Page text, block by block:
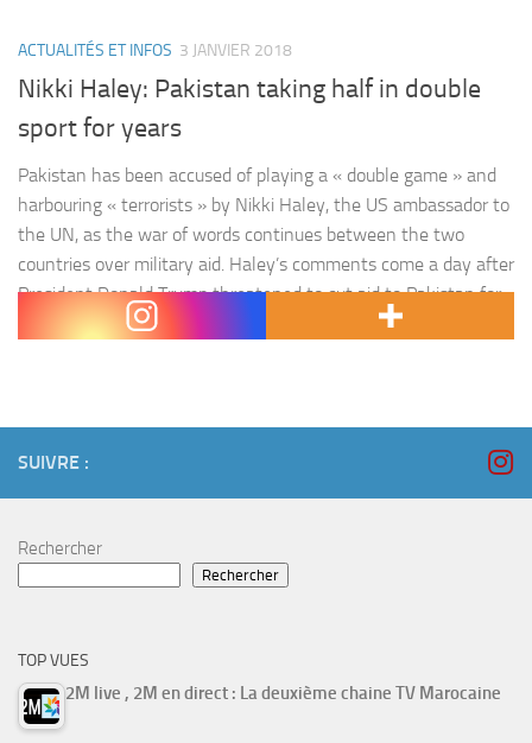
ACTUALITÉS ET INFOS 3 JANVIER 2018
Nikki Haley: Pakistan taking half in double
sport for years
Pakistan has been accused of playing a « double game » and
harbouring « terrorists » by Nikki Haley, the US ambassador to
the UN, as the war of words continues between the two
countries over military aid. Haley’s comments come a day after
President Donald Trump threatened to cut aid to Pakistan for
allegedly lying to the US and offering « little…
SUIVRE :
Rechercher
Rechercher
TOP VUES
2M live , 2M en direct : La deuxième chaine TV Marocaine